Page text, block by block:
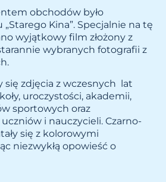
obchodów było
Kina”. Specjalnie na tę
wyjątkowy film złożony z
wybranych fotografii z
się zdjęcia z wczesnych lat
uroczystości, akademii,
sportowych oraz
i nauczycieli. Czarno-
się z kolorowymi
niezwykłą opowieść o